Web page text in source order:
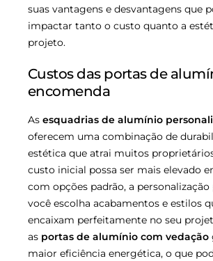
suas vantagens e desvantagens que
impactar tanto o custo quanto a
projeto.
Custos das portas de
encomenda
As esquadrias de alumínio
oferecem uma combinação de
estética que atrai muitos
custo inicial possa ser mais elevado
com opções padrão, a
você escolha acabamentos e estilos
encaixam perfeitamente no seu
as portas de alumínio com vedação
maior eficiência energética, o que